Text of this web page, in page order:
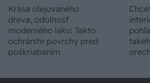
Krása olejovaného
dreva, odolnosť
moderného laku: Takto
ochránite povrchy pred
poškriabaním